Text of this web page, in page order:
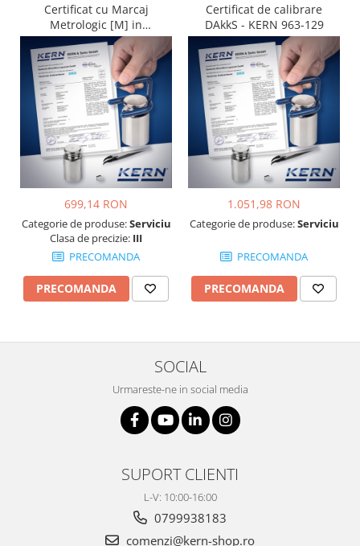
Certificat cu Marcaj
Metrologic [M] in
conformitate cu NAWI
(2014/31/EU) - KERN 965-
129
699,14 RON
Categorie de produse:Serviciu
Clasa de precizie: III
PRECOMANDA
PRECOMANDA
Certificat de calibrare
DAkkS - KERN 963-129
1.051,98 RON
Categorie de produse:Serviciu
PRECOMANDA
PRECOMANDA
SOCIAL
Urmareste-ne in social media
SUPORT CLIENTI
L-V: 10:00-16:00
0799938183
comenzi@kern-shop.ro